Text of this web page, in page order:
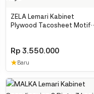
ZELA Lemari Kabinet
Plywood Tacosheet Motif
Rp 3.550.000
★Baru